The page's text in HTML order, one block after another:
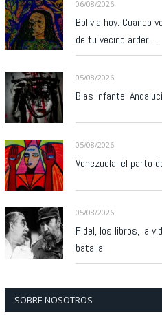
06/08/2026
Bolivia hoy: Cuando
de tu vecino arder…
05/08/2026
Blas Infante:
05/08/2026
Venezuela: el parto
05/08/2026
Fidel, los libros, la
batalla
SOBRE NOSOTROS